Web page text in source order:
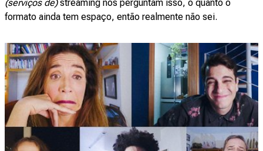
(serviços de)streaming nos perguntam isso, o quanto o
formato ainda tem espaço, então realmente não sei.